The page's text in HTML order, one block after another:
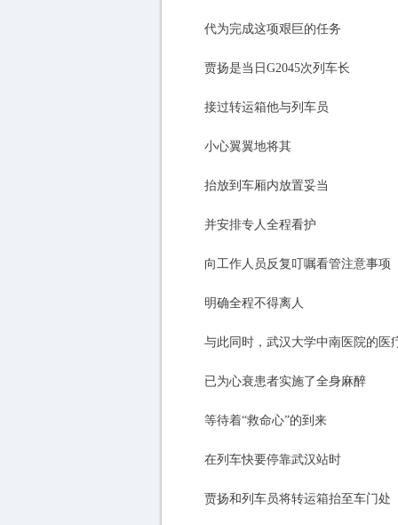
代为完成这项艰巨的任务
贾扬是当日G2045次列车长
接过转运箱他与列车员
小心翼翼地将其
抬放到车厢内放置妥当
并安排专人全程看护
向工作人员反复叮嘱看管注意事项
明确全程不得离人
与此同时，武汉大学中南医院的医
已为心衰患者实施了全身麻醉
等待着“救命心”的到来
在列车快要停靠武汉站时
贾扬和列车员将转运箱抬至车门处